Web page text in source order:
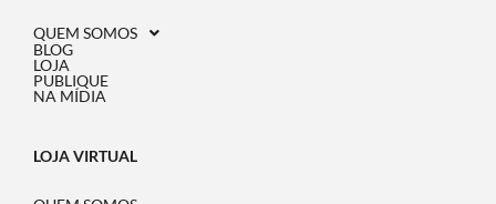
QUEM SOMOS
BLOG
LOJA
PUBLIQUE
NA MÍDIA
LOJA VIRTUAL